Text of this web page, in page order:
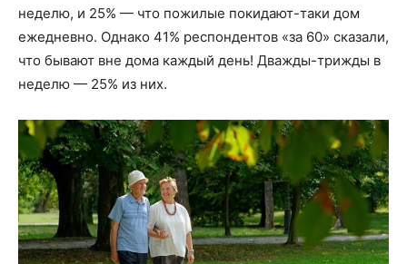
неделю, и 25% — что пожилые покидают-таки дом
ежедневно. Однако 41% респондентов «за 60» сказали,
что бывают вне дома каждый день! Дважды-трижды в
неделю — 25% из них.